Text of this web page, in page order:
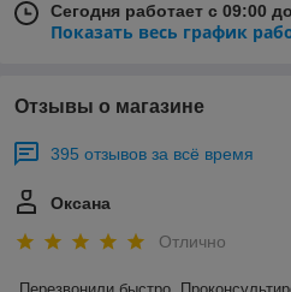
Сегодня работает с 09:00
Показать весь график
Отзывы о магазине
395 отзывов за всё время
Оксана
Отлично